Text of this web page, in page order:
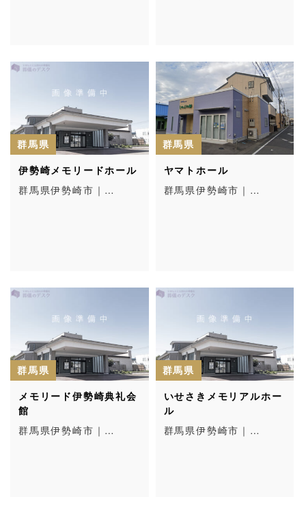
群馬県
伊勢崎メモリードホール
群馬県伊勢崎市｜…
群馬県
ヤマトホール
群馬県伊勢崎市｜…
群馬県
メモリード伊勢崎典礼会
館
群馬県伊勢崎市｜…
群馬県
いせさきメモリアルホー
ル
群馬県伊勢崎市｜…